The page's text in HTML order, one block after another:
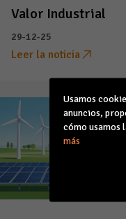
Valor Industrial
29-12-25
Leer la noticia
Usamos
anuncios,
cómo usamos
más